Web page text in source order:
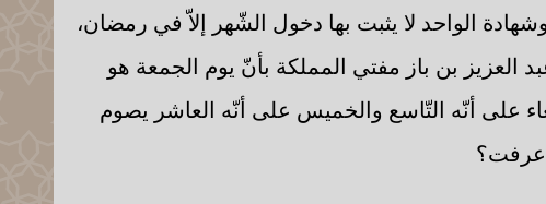
الواحد لا يثبت بها دخول الشّهر إلاّ في رمضان،
بن باز مفتي المملكة بأنّ يوم الجمعة هو
على أنّه التّاسع والخميس على أنّه العاشر يصوم
أعرفت؟